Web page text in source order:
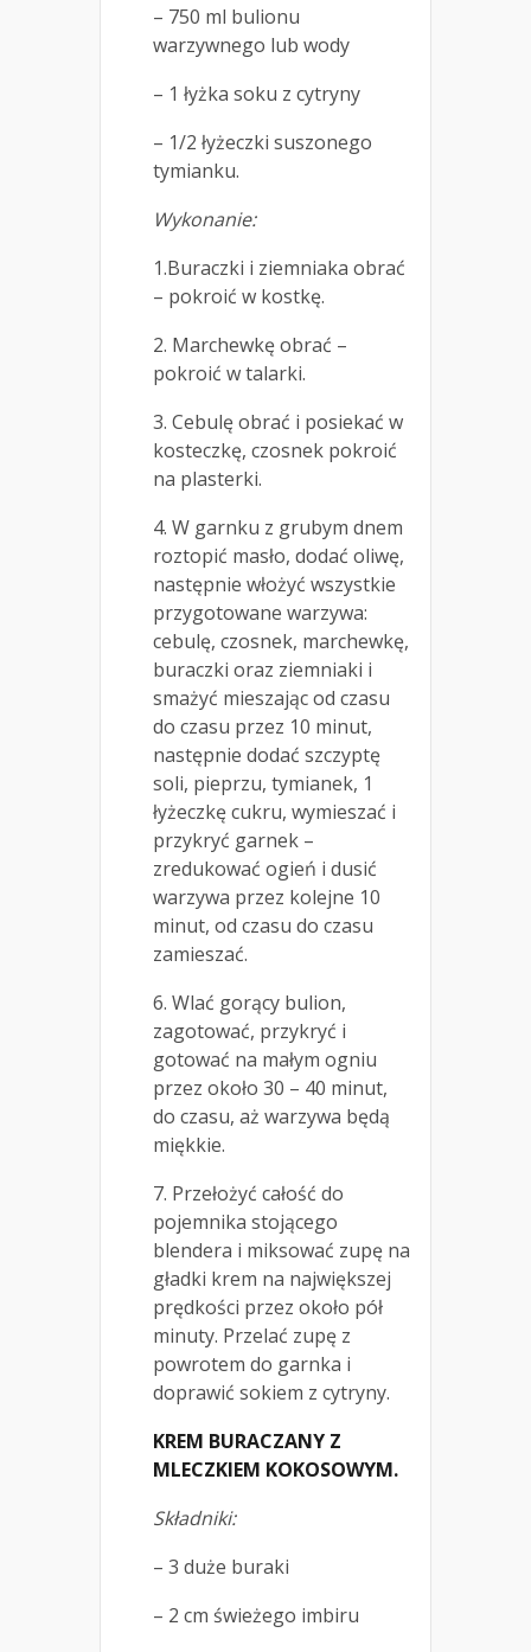
– 750 ml bulionu
warzywnego lub wody
– 1 łyżka soku z cytryny
– 1/2 łyżeczki suszonego
tymianku.
Wykonanie:
1.Buraczki i ziemniaka obrać
– pokroić w kostkę.
2. Marchewkę obrać –
pokroić w talarki.
3. Cebulę obrać i posiekać w
kosteczkę, czosnek pokroić
na plasterki.
4. W garnku z grubym dnem
roztopić masło, dodać oliwę,
następnie włożyć wszystkie
przygotowane warzywa:
cebulę, czosnek, marchewkę,
buraczki oraz ziemniaki i
smażyć mieszając od czasu
do czasu przez 10 minut,
następnie dodać szczyptę
soli, pieprzu, tymianek, 1
łyżeczkę cukru, wymieszać i
przykryć garnek –
zredukować ogień i dusić
warzywa przez kolejne 10
minut, od czasu do czasu
zamieszać.
6. Wlać gorący bulion,
zagotować, przykryć i
gotować na małym ogniu
przez około 30 – 40 minut,
do czasu, aż warzywa będą
miękkie.
7. Przełożyć całość do
pojemnika stojącego
blendera i miksować zupę na
gładki krem na największej
prędkości przez około pół
minuty. Przelać zupę z
powrotem do garnka i
doprawić sokiem z cytryny.
KREM BURACZANY Z
MLECZKIEM KOKOSOWYM.
Składniki:
– 3 duże buraki
– 2 cm świeżego imbiru